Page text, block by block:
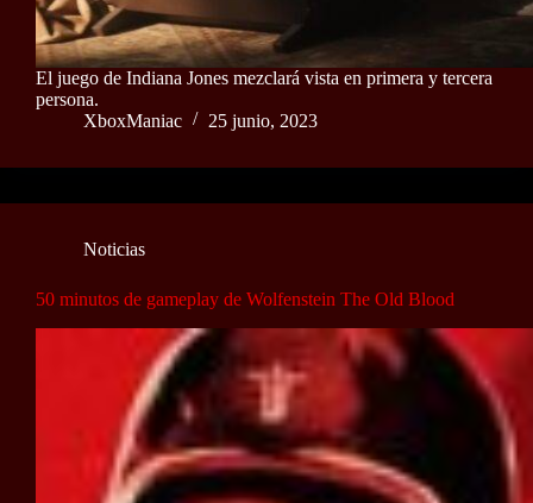
El juego de Indiana Jones mezclará vista en primera y tercera
persona.
XboxManiac
25 junio, 2023
Noticias
50 minutos de gameplay de Wolfenstein The Old Blood